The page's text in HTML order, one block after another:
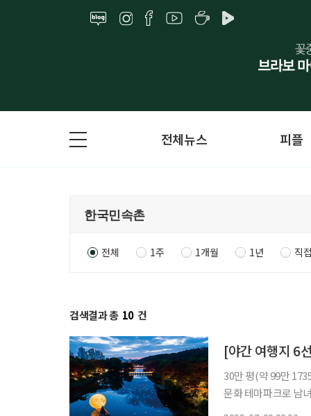
전체뉴스 피플
전체 1주 1개월 1년 직
검색결과 총 10 건
[야간 여행지 6
30만 평(약 99만
문화 테마파크로 남